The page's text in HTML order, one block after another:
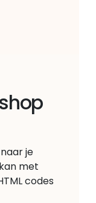
je
met
codes